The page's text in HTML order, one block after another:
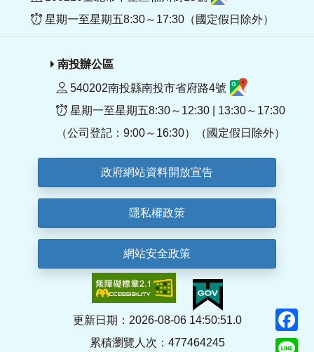
星期一至星期五8:30～17:30（國定假日除外）
南投辦公區
540202南投縣南投市省府路4號
星期一至星期五8:30～12:30 | 13:30～17:30
（公司登記：9:00～16:30）（國定假日除外）
政府網站資料開放宣告
隱私權政策
網站安全政策
更新日期：2026-08-06 14:50:51.0
累積瀏覽人次：477464245